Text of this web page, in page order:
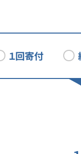
１回寄付
・ペイジー
※お⽀払いの種
会員登録のメ
会員登録され
寄付の履歴を
ら をご確認